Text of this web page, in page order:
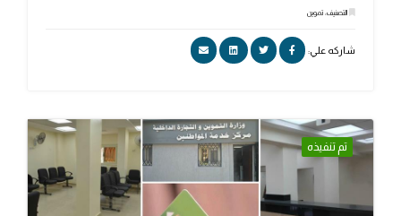
التصنيف: تموين
شاركه علي:
تم تنفيذه